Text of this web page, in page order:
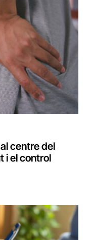
centre del
i el control